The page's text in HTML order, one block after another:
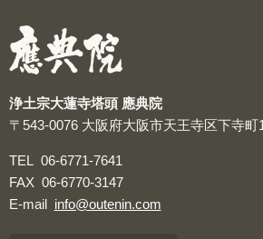
つぶやき
浄土宗大蓮寺塔頭 應典院
〒543-0076 大阪府大阪市天王寺区下寺町
TEL 06-6771-7641
FAX 06-6770-3147
E-mail info@outenin.com